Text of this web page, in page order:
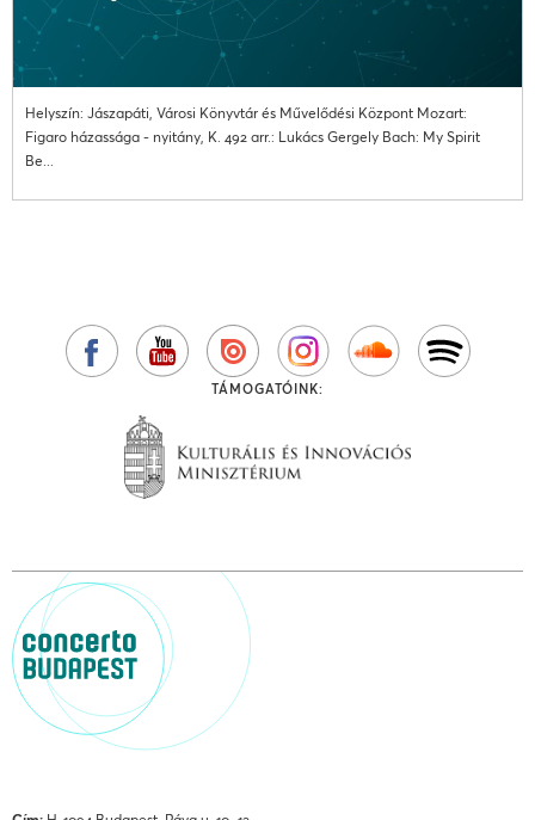
Helyszín: Jászapáti, Városi Könyvtár és Művelődési Központ Mozart:
Figaro házassága - nyitány, K. 492 arr.: Lukács Gergely Bach: My Spirit
Be...
TÁMOGATÓINK: